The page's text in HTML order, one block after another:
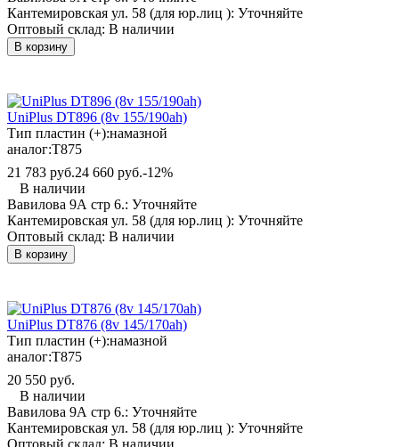
Кантемировская ул. 58 (для юр.лиц ): Уточняйте
Оптовый склад: В наличии
В корзину
UniPlus DT896 (8v 155/190ah)
Тип пластин (+):намазной
аналог:T875
21 783 руб.24 660 руб.-12%
В наличии
Вавилова 9А стр 6.: Уточняйте
Кантемировская ул. 58 (для юр.лиц ): Уточняйте
Оптовый склад: В наличии
В корзину
UniPlus DT876 (8v 145/170ah)
Тип пластин (+):намазной
аналог:T875
20 550 руб.
В наличии
Вавилова 9А стр 6.: Уточняйте
Кантемировская ул. 58 (для юр.лиц ): Уточняйте
Оптовый склад: В наличии